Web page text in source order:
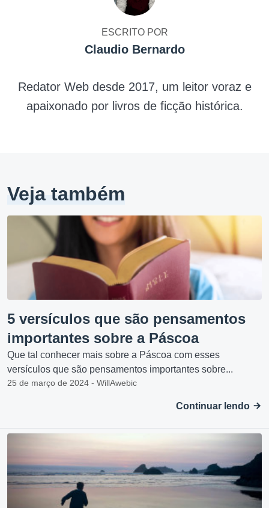
ESCRITO POR
Claudio Bernardo
Redator Web desde 2017, um leitor voraz e
apaixonado por livros de ficção histórica.
Veja também
5 versículos que são pensamentos
importantes sobre a Páscoa
Que tal conhecer mais sobre a Páscoa com esses
versículos que são pensamentos importantes sobre...
25 de março de 2024 - WillAwebic
Continuar lendo